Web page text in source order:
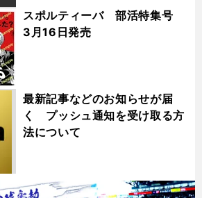
スポルティーバ 部活特集号
3月16日発売
最新記事などのお知らせが届
く プッシュ通知を受け取る方
法について